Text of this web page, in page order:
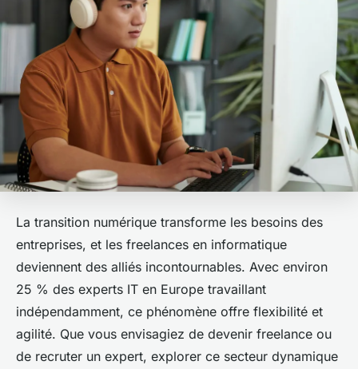
La transition numérique transforme les besoins des
entreprises, et les freelances en informatique
deviennent des alliés incontournables. Avec environ
25 % des experts IT en Europe travaillant
indépendamment, ce phénomène offre flexibilité et
agilité. Que vous envisagiez de devenir freelance ou
de recruter un expert, explorer ce secteur dynamique